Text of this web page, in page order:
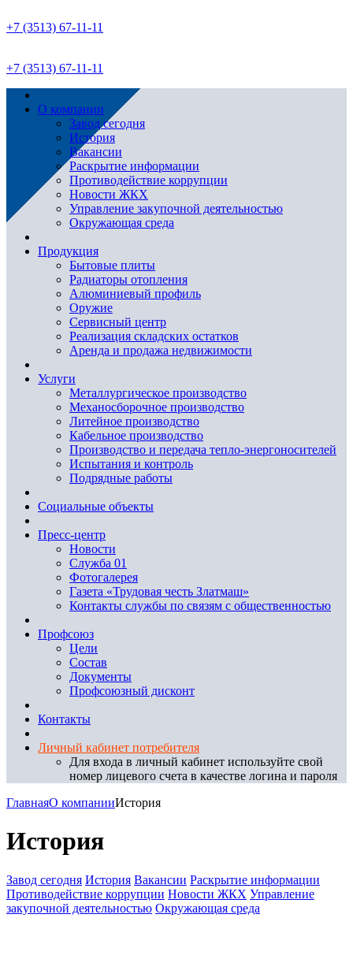
+7 (3513) 67-11-11
+7 (3513) 67-11-11
О компании
Завод сегодня
История
Вакансии
Раскрытие информации
Противодействие коррупции
Новости ЖКХ
Управление закупочной деятельностью
Окружающая среда
Продукция
Бытовые плиты
Радиаторы отопления
Алюминиевый профиль
Оружие
Сервисный центр
Реализация складских остатков
Аренда и продажа недвижимости
Услуги
Металлургическое производство
Механосборочное производство
Литейное производство
Кабельное производство
Производство и передача тепло-энергоносителей
Испытания и контроль
Подрядные работы
Социальные объекты
Пресс-центр
Новости
Служба 01
Фотогалерея
Газета «Трудовая честь Златмаш»
Контакты службы по связям с общественностью
Профсоюз
Цели
Состав
Документы
Профсоюзный дисконт
Контакты
Личный кабинет потребителя
Для входа в личный кабинет используйте свой
номер лицевого счета в качестве логина и пароля
ГлавнаяО компанииИстория
История
Завод сегодня История Вакансии Раскрытие информации
Противодействие коррупции Новости ЖКХ Управление
закупочной деятельностью Окружающая среда